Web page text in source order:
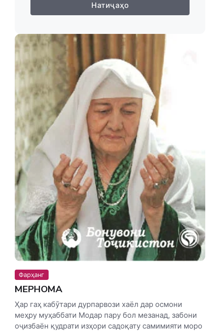
Натиҷаҳо
Фарҳанг
МЕҲРНОМА
Ҳар гаҳ кабӯтари дурпарвози хаёл дар осмони
меҳру муҳаббати Модар пару бол мезанад, забони
оҷизбаён қудрати изҳори садоқату самимияти моро